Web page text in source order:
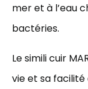
mer et à l’eau
bactéries.
Le simili cuir
vie et sa facilité